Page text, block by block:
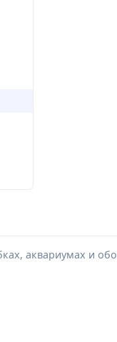
аквариумах и